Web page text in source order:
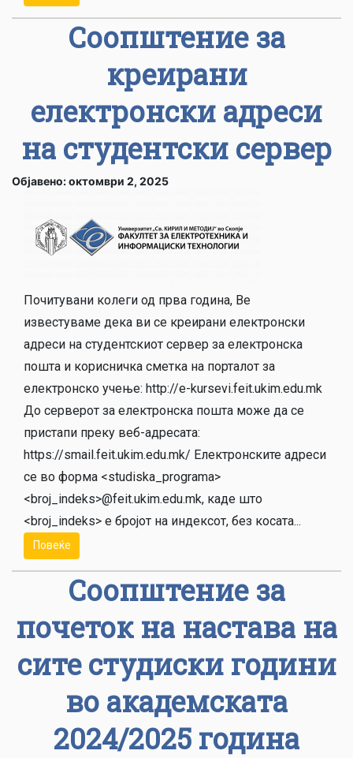
Соопштение за
креирани
електронски адреси
на студентски сервер
Објавено: октомври 2, 2025
Почитувани колеги од прва година, Ве
известуваме дека ви се креирани електронски
адреси на студентскиoт сервер за електронска
пошта и корисничка сметка на порталот за
електронско учење: http://e-kursevi.feit.ukim.edu.mk
До серверот за електронска пошта може да се
пристапи преку веб-адресата:
https://smail.feit.ukim.edu.mk/ Електронските адреси
се во форма <studiska_programa>
<broj_indeks>@feit.ukim.edu.mk, каде што
<broj_indeks> е бројот на индексот, без косата...
Повеќе
Соопштение за
почеток на настава на
сите студиски години
во академската
2024/2025 година